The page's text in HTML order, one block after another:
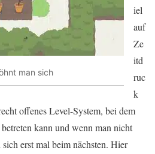
man sich
iel
auf
Ze
itd
ruc
k
offenes Level-System, bei dem
kann und wenn man nicht
erst mal beim nächsten. Hier